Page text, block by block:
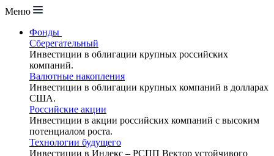
Меню
Фонды
Сберегательный
Инвестиции в облигации крупных российских
компаний.
Валютные накопления
Инвестиции в облигации крупных компаний в долларах
США.
Российские акции
Инвестиции в акции российских компаний с высоким
потенциалом роста.
Технологии будущего
Инвестиции в Индекс – РСПП Вектор устойчивого